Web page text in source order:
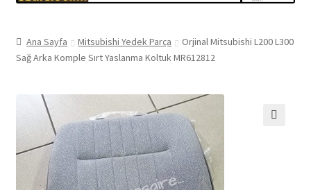
Ana Sayfa Mitsubishi Yedek Parça
Orjinal Mitsubishi L200 L300
Sağ Arka Komple Sırt Yaslanma Koltuk MR612812